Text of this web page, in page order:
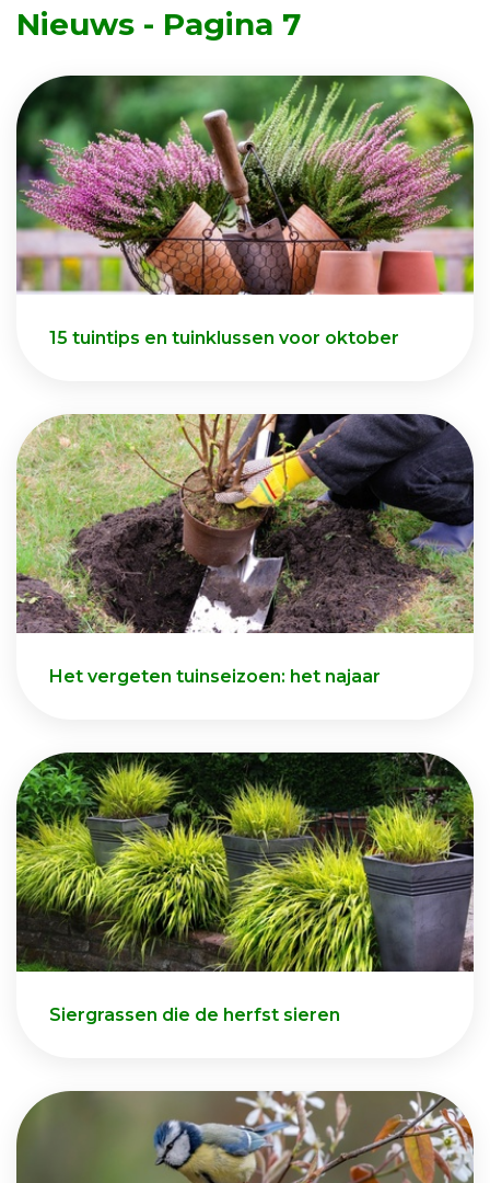
Nieuws - Pagina 7
15 tuintips en tuinklussen voor oktober
Het vergeten tuinseizoen: het najaar
Siergrassen die de herfst sieren